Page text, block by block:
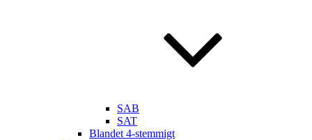
SAB
SAT
Blandet 4-stemmigt